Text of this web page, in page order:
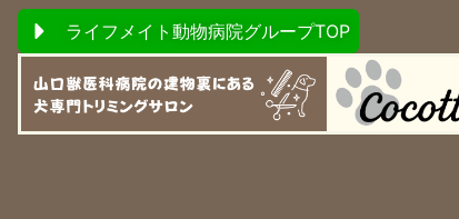
ライフメイト動物病院グループTOP